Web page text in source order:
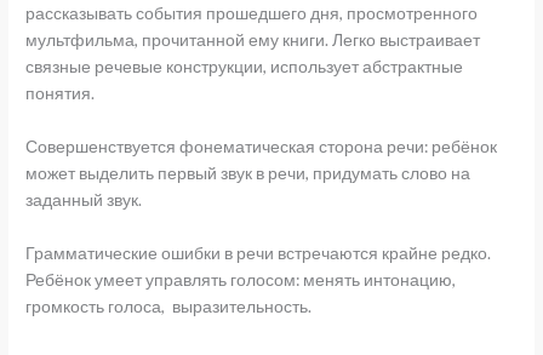
рассказывать события прошедшего дня, просмотренного
мультфильма, прочитанной ему книги. Легко выстраивает
связные речевые конструкции, использует абстрактные
понятия.
Совершенствуется фонематическая сторона речи: ребёнок
может выделить первый звук в речи, придумать слово на
заданный звук.
Грамматические ошибки в речи встречаются крайне редко.
Ребёнок умеет управлять голосом: менять интонацию,
громкость голоса, выразительность.